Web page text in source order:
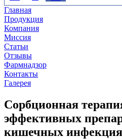
Главная
Продукция
Компания
Миссия
Статьи
Отзывы
Фармнадзор
Контакты
Галерея
Сорбционная
эффективных
кишечных